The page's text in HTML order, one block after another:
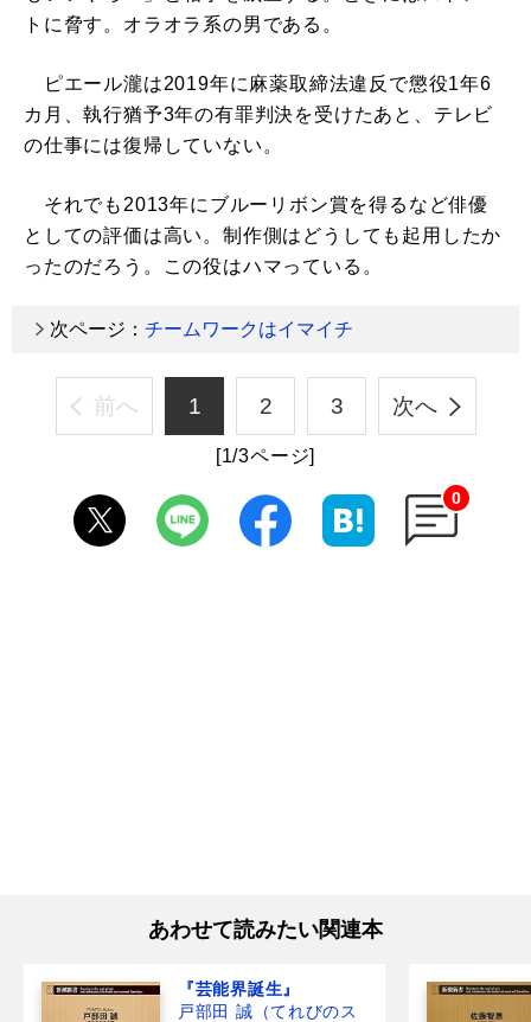
トに脅す。オラオラ系の男である。
ピエール瀧は2019年に麻薬取締法違反で懲役1年6
カ月、執行猶予3年の有罪判決を受けたあと、テレビ
の仕事には復帰していない。
それでも2013年にブルーリボン賞を得るなど俳優
としての評価は高い。制作側はどうしても起用したか
ったのだろう。この役はハマっている。
次ページ： チームワークはイマイチ
前へ 1 2 3 次へ
[1/3ページ]
0
あわせて読みたい関連本
『芸能界誕生』
戸部田 誠（てれびのス